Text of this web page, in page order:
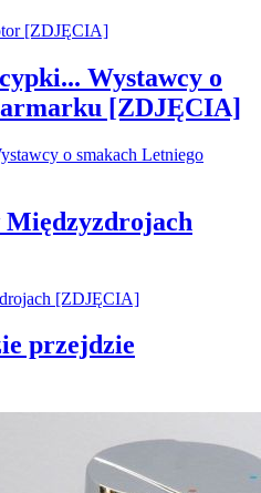
Wystawcy o
[ZDJĘCIA]
przejdzie